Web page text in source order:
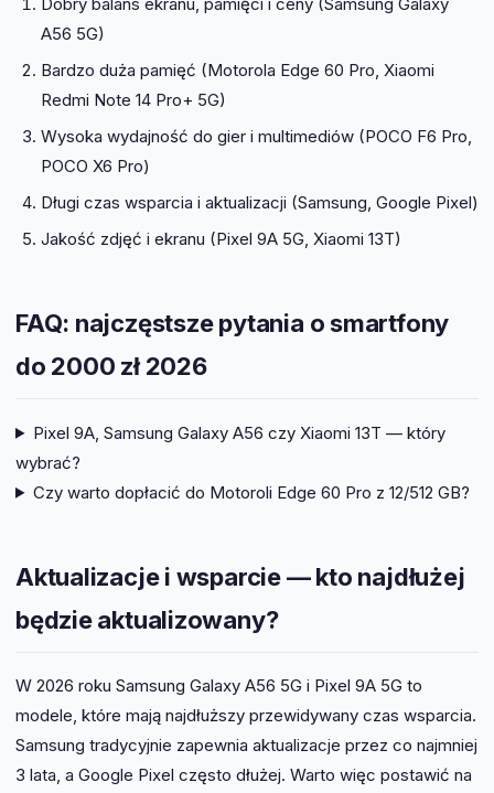
Dobry balans ekranu, pamięci i ceny (Samsung Galaxy
A56 5G)
Bardzo duża pamięć (Motorola Edge 60 Pro, Xiaomi
Redmi Note 14 Pro+ 5G)
Wysoka wydajność do gier i multimediów (POCO F6 Pro,
POCO X6 Pro)
Długi czas wsparcia i aktualizacji (Samsung, Google Pixel)
Jakość zdjęć i ekranu (Pixel 9A 5G, Xiaomi 13T)
FAQ: najczęstsze pytania o smartfony
do 2000 zł 2026
Pixel 9A, Samsung Galaxy A56 czy Xiaomi 13T — który
wybrać?
Czy warto dopłacić do Motoroli Edge 60 Pro z 12/512 GB?
Aktualizacje i wsparcie — kto najdłużej
będzie aktualizowany?
W 2026 roku Samsung Galaxy A56 5G i Pixel 9A 5G to
modele, które mają najdłuższy przewidywany czas wsparcia.
Samsung tradycyjnie zapewnia aktualizacje przez co najmniej
3 lata, a Google Pixel często dłużej. Warto więc postawić na